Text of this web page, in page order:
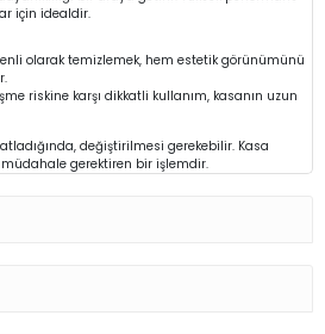
için idealdir.
olarak temizlemek, hem estetik görünümünü
riskine karşı dikkatli kullanım, kasanın uzun
değiştirilmesi gerekebilir. Kasa
gerektiren bir işlemdir.